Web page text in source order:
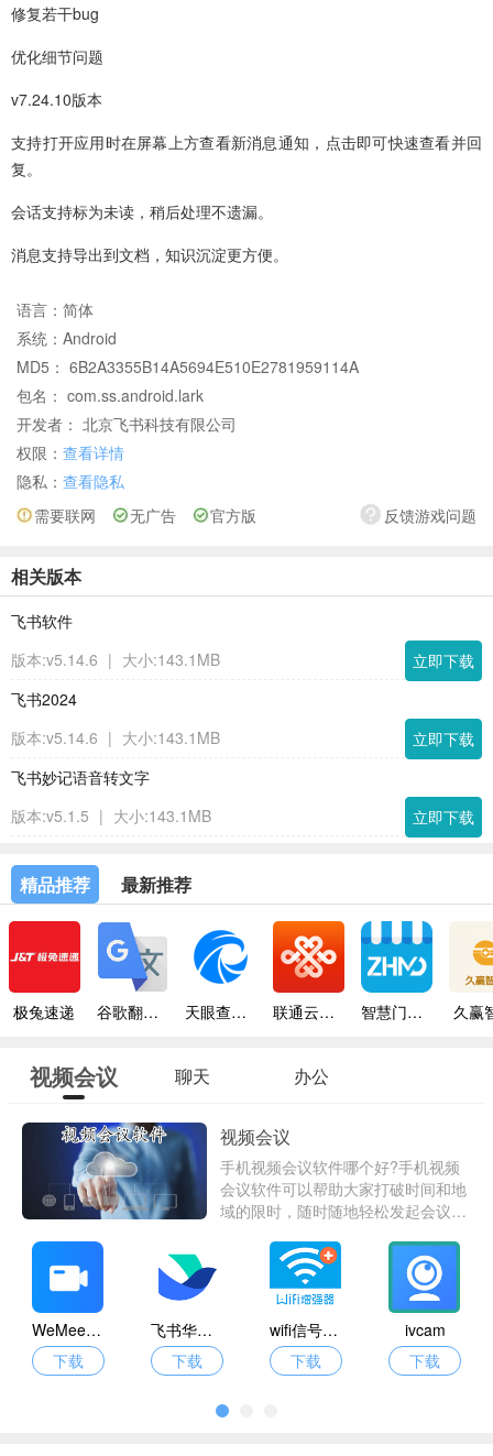
修复若干bug
优化细节问题
v7.24.10版本
支持打开应用时在屏幕上方查看新消息通知，点击即可快速查看并回
复。
会话支持标为未读，稍后处理不遗漏。
消息支持导出到文档，知识沉淀更方便。
语言： 简体
系统： Android
MD5： 6B2A3355B14A5694E510E2781959114A
包名： com.ss.android.lark
开发者： 北京飞书科技有限公司
权限： 查看详情
隐私： 查看隐私
反馈游戏问题
需要联网 无广告 官方版
相关版本
飞书软件
版本:v5.14.6 | 大小:143.1MB
立即下载
飞书2024
版本:v5.14.6 | 大小:143.1MB
立即下载
飞书妙记语音转文字
版本:v5.1.5 | 大小:143.1MB 立即下载
精品推荐 最新推荐
极兔速递 谷歌翻译手机版 天眼查专业版 联通云会议 智慧门店管理服务平台 久赢
视频会议 聊天 办公
视频会议
手机视频会议软件哪个好?手机视频
会议软件可以帮助大家打破时间和地
域的限时，随时随地轻松发起会议、
沟通，有助于提高工作效率。爱东东
手游网小编在下面整理了一些专业实
用的手机视频会议软件推荐给大家~
WeMeeting会议
下载
飞书华勤版
下载
wifi信号增强器
下载
ivcam
下载